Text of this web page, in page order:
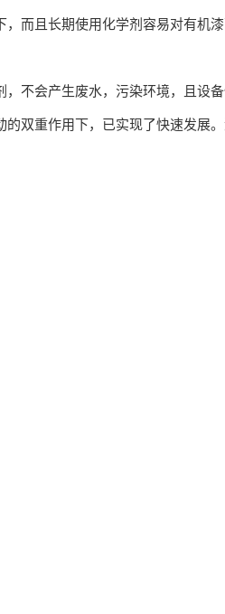
且长期使用化学剂容易对有机
会产生废水，污染环境，且设备
重作用下，已实现了快速发展